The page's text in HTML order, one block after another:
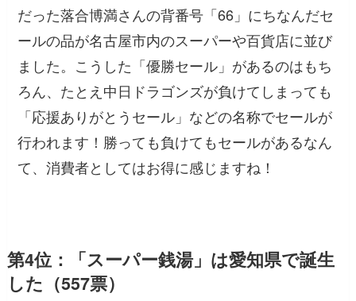
だった落合博満さんの背番号「66」にちなんだセ
ールの品が名古屋市内のスーパーや百貨店に並び
ました。こうした「優勝セール」があるのはもち
ろん、たとえ中日ドラゴンズが負けてしまっても
「応援ありがとうセール」などの名称でセールが
行われます！勝っても負けてもセールがあるなん
て、消費者としてはお得に感じますね！
第4位：「スーパー銭湯」は愛知県で誕生
した（557票）